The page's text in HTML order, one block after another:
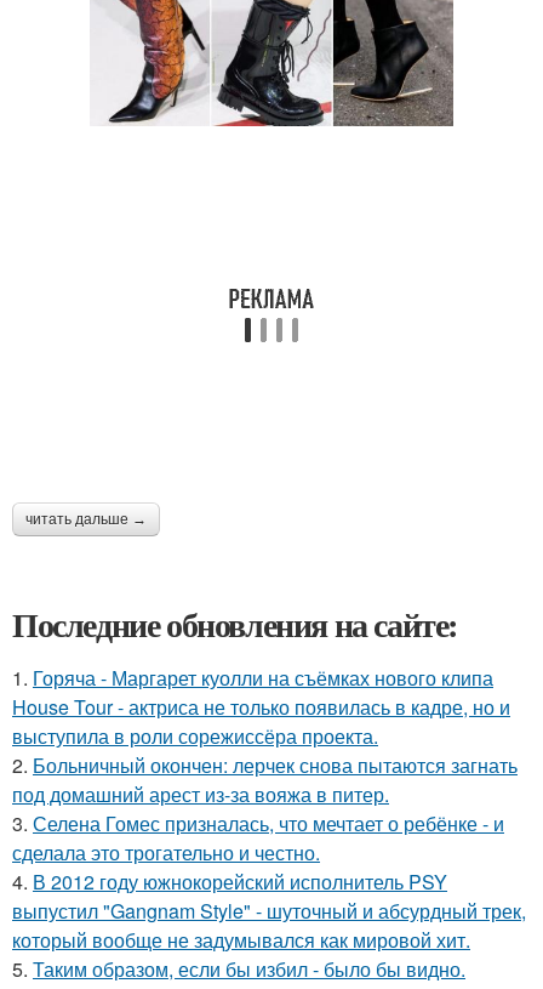
читать дальше →
Последние обновления на сайте:
1. Горяча - Маргарет куолли на съёмках нового клипа
House Tour - актриса не только появилась в кадре, но и
выступила в роли сорежиссёра проекта.
2. Больничный окончен: лерчек снова пытаются загнать
под домашний арест из-за вояжа в питер.
3. Селена Гомес призналась, что мечтает о ребёнке - и
сделала это трогательно и честно.
4. В 2012 году южнокорейский исполнитель PSY
выпустил "Gangnam Style" - шуточный и абсурдный трек,
который вообще не задумывался как мировой хит.
5. Таким образом, если бы избил - было бы видно.